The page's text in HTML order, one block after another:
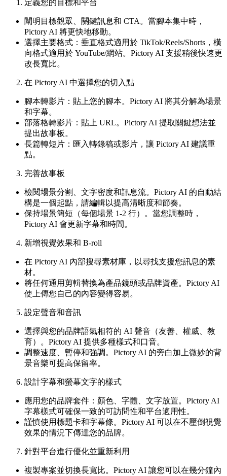
定義您的目標和平台
闡明目標觀眾、關鍵訊息和 CTA。當腳本集中時，
Pictory AI 將更快地移動。
選擇主要格式：垂直格式適用於 TikTok/Reels/Shorts，橫
向格式適用於 YouTube/網站。Pictory AI 支援稍後快速更
改長寬比。
在 Pictory AI 中選擇您的切入點
腳本轉影片：貼上您的腳本。Pictory AI 將其分解為場景
和字幕。
部落格轉影片：貼上 URL。Pictory AI 提取關鍵想法並
提出故事板。
長篇轉短片：匯入轉錄稿或影片，讓 Pictory AI 建議重
點。
完善故事板
檢閱場景分割、文字密度和訊息流。Pictory AI 的自動結
構是一個起點，請編輯以提高清晰度和節奏。
保持場景簡短（每個場景 1-2 行）。當您調整時，
Pictory AI 會更新字幕和時間。
新增視覺效果和 B-roll
在 Pictory AI 內部搜尋素材庫，以尋找支援您訊息的素
材。
將任何通用剪輯替換為產品鏡頭或品牌資產。Pictory AI
使上傳您自己的內容變得容易。
設定聲音和音訊
選擇與您的品牌語氣相符的 AI 聲音（友善、權威、教
育）。Pictory AI 提供多種樣式和口音。
調整速度、暫停和強調。Pictory AI 的旁白加上微妙的背
景音樂可提高保留率。
設計字幕和螢幕文字的樣式
應用您的品牌套件：顏色、字體、文字放置。Pictory AI
字幕樣式可確保一致的可訪問性和平台適用性。
謹慎使用標題卡和字幕條。Pictory AI 可以在不壓倒視覺
效果的情況下傳達您的品牌。
針對平台進行優化並重新利用
複製專案並切換長寬比。Pictory AI 讓您可以在幾分鐘內